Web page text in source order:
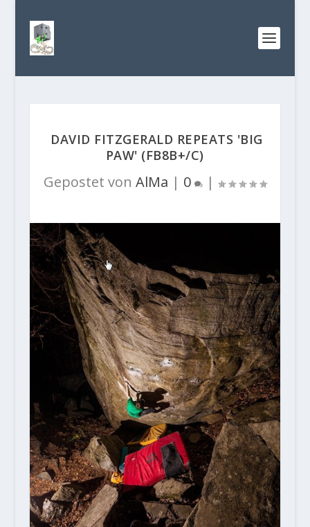
DAVID FITZGERALD REPEATS 'BIG
PAW' (FB8B+/C)
Gepostet von AlMa | 0 |